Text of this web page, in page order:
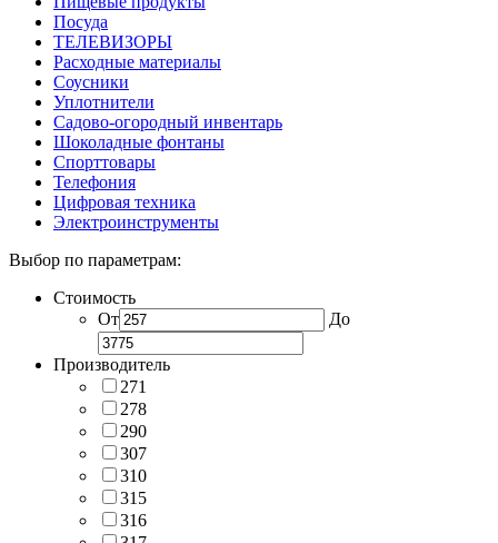
Посуда
ТЕЛЕВИЗОРЫ
Расходные материалы
Соусники
Уплотнители
Садово-огородный инвентарь
Шоколадные фонтаны
Спорттовары
Телефония
Цифровая техника
Электроинструменты
Выбор по параметрам:
Стоимость
От
До
Производитель
271
278
290
307
310
315
316